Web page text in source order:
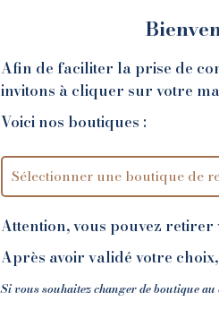
Afin de faciliter la prise de
invitons à cliquer sur votre
Voici nos boutiques :
Attention, vous pouvez
Après avoir validé votre
Si vous souhaitez changer de boutique